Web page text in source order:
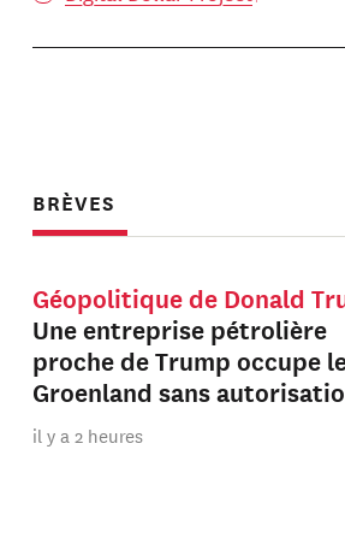
BRÈVES
Géopolitique de Donald
Une entreprise pétrolière
proche de Trump occupe
Groenland sans
il y a 2 heures